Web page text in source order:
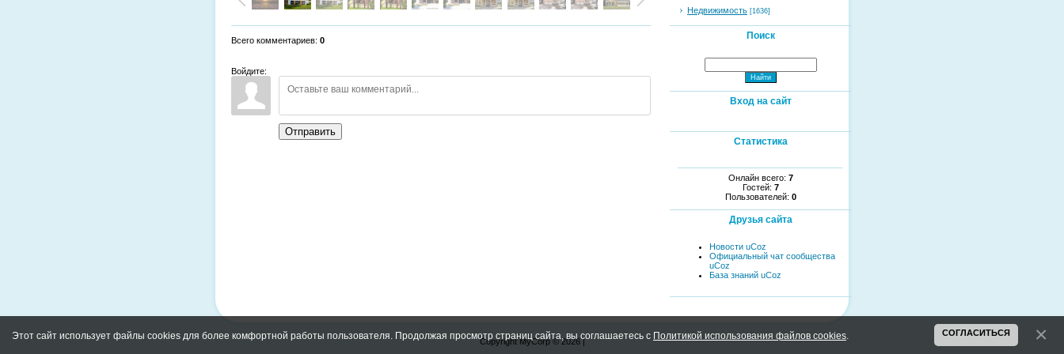
Всего комментариев: 0
Войдите:
Отправить
Недвижимость [1636]
Поиск
Вход на сайт
Статистика
Онлайн всего: 7
Гостей: 7
Пользователей: 0
Друзья сайта
Новости uCoz
Официальный чат сообщества
uCoz
База знаний uCoz
Copyright MyCorp © 2026|
Этот сайт использует файлы cookies для более комфортной работы пользователя. Продолжая просмотр страниц сайта, вы соглашаетесь с Политикой использования файлов cookies СОГЛАСИТЬСЯ